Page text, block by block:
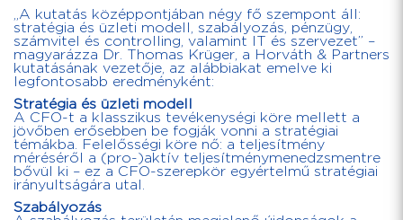
„A kutatás középpontjában négy fő szempont áll:
stratégia és üzleti modell, szabályozás, pénzügy,
számvitel és controlling, valamint IT és szervezet” –
magyarázza Dr. Thomas Krüger, a Horváth & Partners
kutatásának vezetője, az alábbiakat emelve ki
legfontosabb eredményként:
Stratégia és üzleti modell
A CFO-t a klasszikus tevékenységi köre mellett a
jövőben erősebben be fogják vonni a stratégiai
témákba. Felelősségi köre nő: a teljesítmény
méréséről a (pro-)aktív teljesítménymenedzsmentre
bővül ki – ez a CFO-szerepkör egyértelmű stratégiai
irányultságára utal.
Szabályozás